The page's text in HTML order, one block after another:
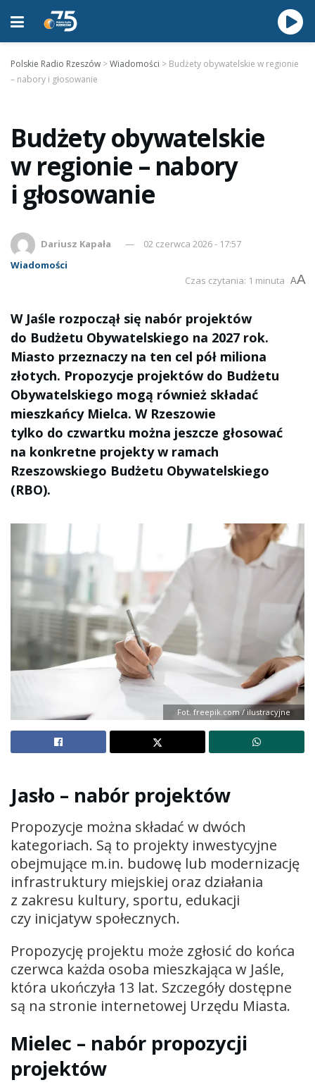
Polskie Radio Rzeszów >Wiadomości > Budżety obywatelskie w regionie
– nabory i głosowanie
Budżety obywatelskie
w regionie – nabory
i głosowanie
Dariusz Kapała
02 czerwca 2026 - 17:57
Wiadomości
Czas czytania: 1 minuta AA
W Jaśle rozpoczął się nabór projektów
do Budżetu Obywatelskiego na 2027 rok.
Miasto przeznaczy na ten cel pół miliona
złotych. Propozycje projektów do Budżetu
Obywatelskiego mogą również składać
mieszkańcy Mielca. W Rzeszowie
tylko do czwartku można jeszcze głosować
na konkretne projekty w ramach
Rzeszowskiego Budżetu Obywatelskiego
(RBO).
Fot. freepik.com / ilustracyjne
Jasło – nabór projektów
Propozycje można składać w dwóch
kategoriach. Są to projekty inwestycyjne
obejmujące m.in. budowę lub modernizację
infrastruktury miejskiej oraz działania
z zakresu kultury, sportu, edukacji
czy inicjatyw społecznych.
Propozycję projektu może zgłosić do końca
czerwca każda osoba mieszkająca w Jaśle,
która ukończyła 13 lat. Szczegóły dostępne
są na stronie internetowej Urzędu Miasta.
Mielec – nabór propozycji
projektów